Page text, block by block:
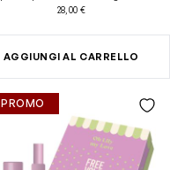
28,00 €
AGGIUNGI AL CARRELLO
PROMO